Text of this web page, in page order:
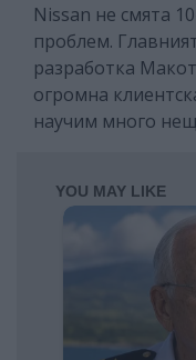
Nissan не смята
проблем.
разработка
огромна
научим много